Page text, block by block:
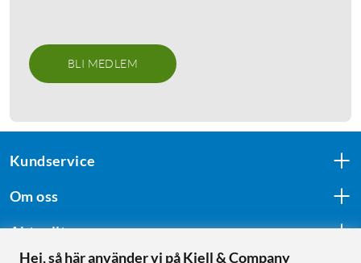
BLI MEDLEM
Kundservice
Om oss
Aktuellt
Hej, så här använder vi på Kjell & Company